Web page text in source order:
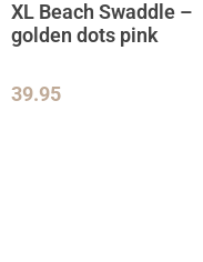
XL Beach Swaddle –
golden dots pink
39.95